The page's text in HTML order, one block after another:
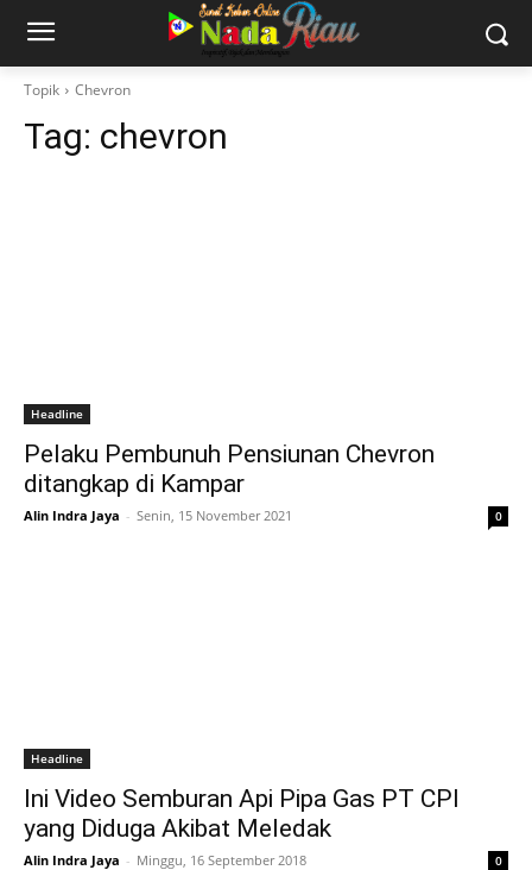
Topik Chevron
Tag: chevron
Headline
Pelaku Pembunuh Pensiunan Chevron
ditangkap di Kampar
Alin Indra Jaya - Senin, 15 November 2021 0
Headline
Ini Video Semburan Api Pipa Gas PT CPI
yang Diduga Akibat Meledak
Alin Indra Jaya - Minggu, 16 September 2018 0